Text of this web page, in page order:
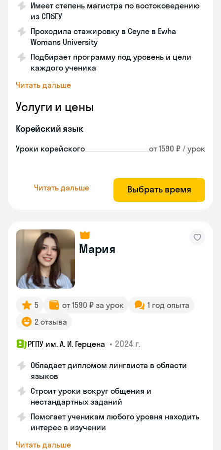
Имеет степень магистра по востоковедению
из СПбГУ
Проходила стажировку в Сеуле в Ewha
Womans University
Подбирает программу под уровень и цели
каждого ученика
Читать дальше
Услуги и цены
Корейский язык
Уроки корейского от 1590 ₽ / урок
Читать дальше Выбрать время
Мария
5 от 1590 ₽ за урок
1 год опыта
2 отзыва
РГПУ им. А. И. Герцена • 2024 г.
Обладает дипломом лингвиста в области
языков
Строит уроки вокруг общения и
нестандартных заданий
Помогает ученикам любого уровня находить
интерес в изучении
Читать дальше